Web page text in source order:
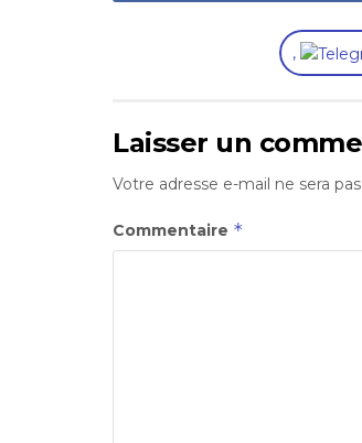
,
Laisser un
Votre adresse e-mail ne sera
Commentaire *